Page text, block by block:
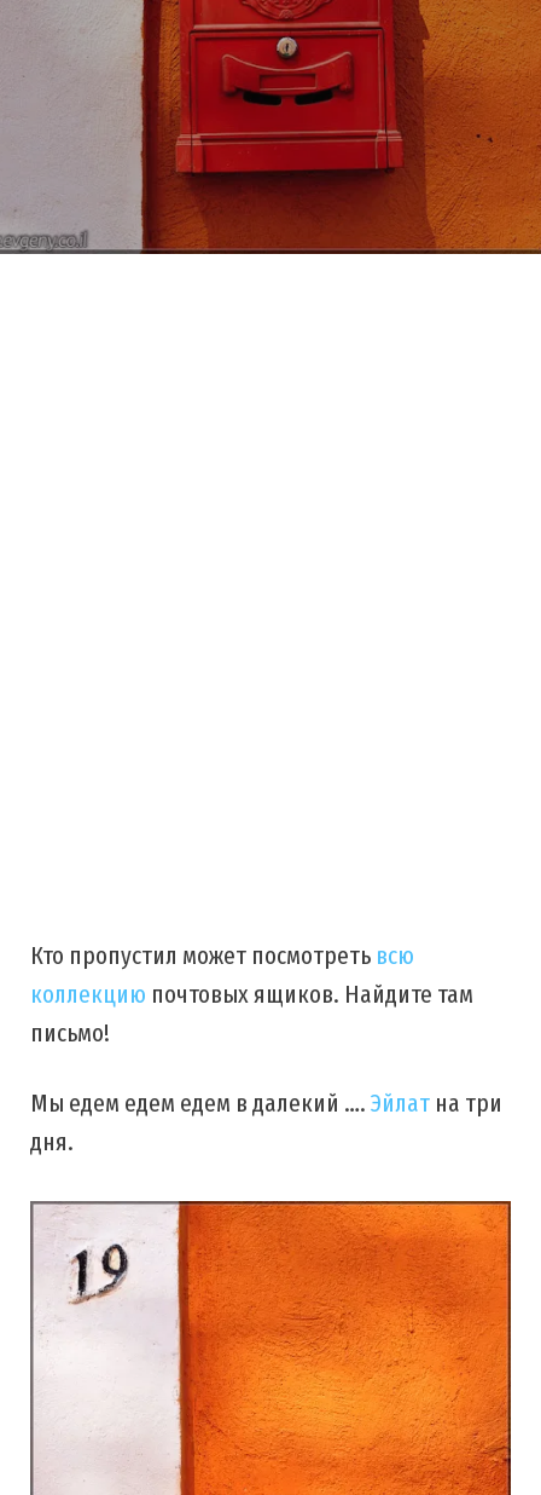
Кто пропустил может посмотреть всю
коллекцию почтовых ящиков. Найдите там
письмо!
Мы едем едем едем в далекий ….Эйлат на три
дня.